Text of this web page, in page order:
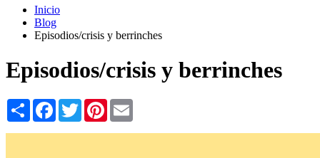
Inicio
Blog
Episodios/crisis y berrinches
Episodios/crisis y berrinches
Share Facebook
TwitterPinterest